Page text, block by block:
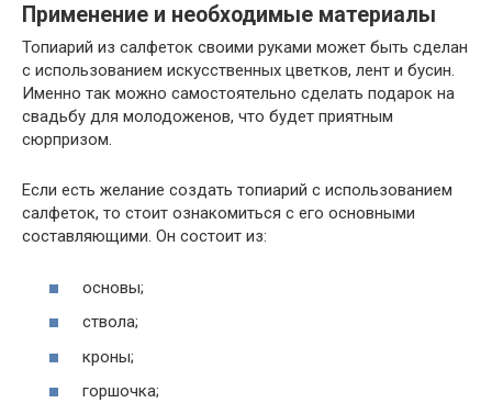
Применение и необходимые материалы
Топиарий из салфеток своими руками может быть сделан
с использованием искусственных цветков, лент и бусин.
Именно так можно самостоятельно сделать подарок на
свадьбу для молодоженов, что будет приятным
сюрпризом.
Если есть желание создать топиарий с использованием
салфеток, то стоит ознакомиться с его основными
составляющими. Он состоит из:
основы;
ствола;
кроны;
горшочка;